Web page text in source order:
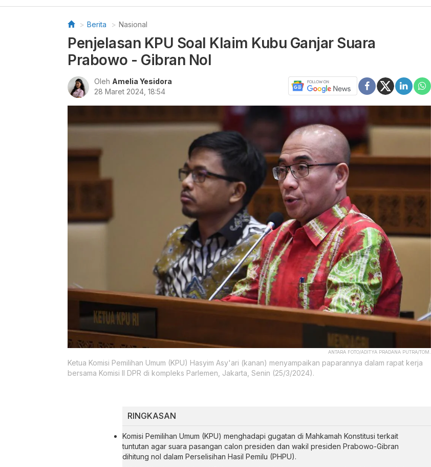
Berita Nasional
Penjelasan KPU Soal Klaim Kubu Ganjar Suara
Prabowo - Gibran Nol
Oleh Amelia Yesidora
28 Maret 2024, 18:54
ANTARA FOTO/ADITYA PRADANA PUTRA/TOM.
Ketua Komisi Pemilihan Umum (KPU) Hasyim Asy'ari (kanan) menyampaikan paparannya dalam rapat kerja
bersama Komisi II DPR di kompleks Parlemen, Jakarta, Senin (25/3/2024).
RINGKASAN
Komisi Pemilihan Umum (KPU) menghadapi gugatan di Mahkamah Konstitusi terkait
tuntutan agar suara pasangan calon presiden dan wakil presiden Prabowo-Gibran
dihitung nol dalam Perselisihan Hasil Pemilu (PHPU).